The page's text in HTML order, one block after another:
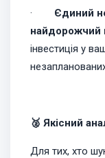
· Єдиний
найдорожчий
інвестиція у
🥈 Якісний
Для тих, хто